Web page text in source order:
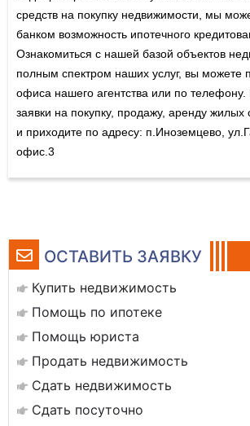
ОСТАВИТЬ ЗАЯВКУ
Купить недвижимость
Помощь по ипотеке
Помощь юриста
Продать недвижимость
Сдать недвижимость
Сдать посуточно
средств на покупку недвижимости, мы
банком возможность ипотечного
Ознакомиться с нашей базой объектов
полным спектром наших услуг, вы можете
офиса нашего агентства или по
заявки на покупку, продажу, аренду жилых
и приходите по адресу: п.Иноземцево,
офис.3